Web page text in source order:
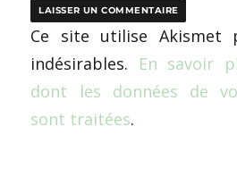
Ce site utilise Akismet
indésirables. En savoir
dont les données de
sont traitées.